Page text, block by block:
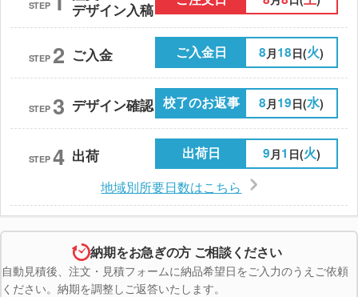
STEP
デザイン入稿
STEP 2 ご入金 ご入金日 8 月18日(火)
STEP 3 デザイン確認 校了のお返事 8 月19日(水)
STEP 4 出荷 出荷日 9 月1 日(火)
地域別所要日数はこちら
納期をお急ぎの方 ご相談ください
自動見積後、注文・見積フォームに納品希望日をご入力のうえご依頼
ください。納期を調整しご返答いたします。